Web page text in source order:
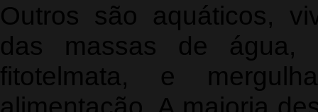
Outros são aquáticos,
das massas de água,
fitotelmata, e